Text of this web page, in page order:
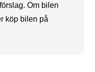
Om bilen
köp bilen på